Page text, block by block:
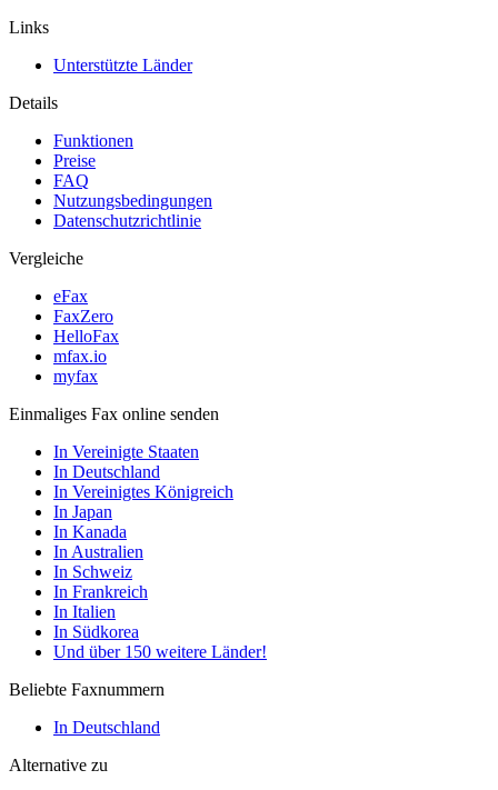
Links
Unterstützte Länder
Details
Funktionen
Preise
FAQ
Nutzungsbedingungen
Datenschutzrichtlinie
Vergleiche
eFax
FaxZero
HelloFax
mfax.io
myfax
Einmaliges Fax online senden
In Vereinigte Staaten
In Deutschland
In Vereinigtes Königreich
In Japan
In Kanada
In Australien
In Schweiz
In Frankreich
In Italien
In Südkorea
Und über 150 weitere Länder!
Beliebte Faxnummern
In Deutschland
Alternative zu